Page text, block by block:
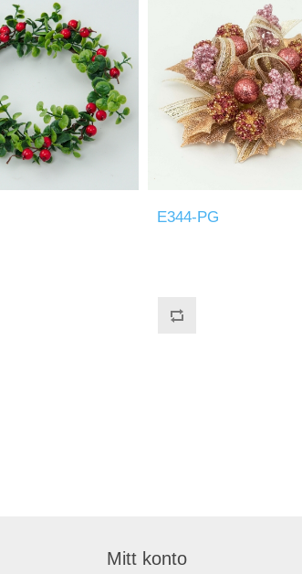
E344-PG
Mitt konto